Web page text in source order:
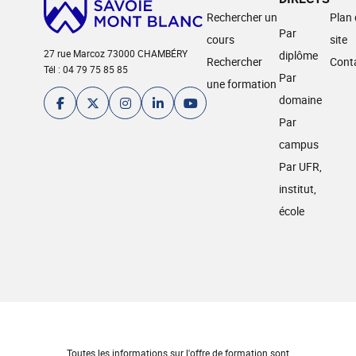
27 rue Marcoz 73000 CHAMBÉRY
Tél : 04 79 75 85 85
Rechercher un
cours
Rechercher
une formation
Par
diplôme
Par
domaine
Par
campus
Par UFR,
institut,
école
Plan
site
Toutes les informations sur l'offre de formation sont